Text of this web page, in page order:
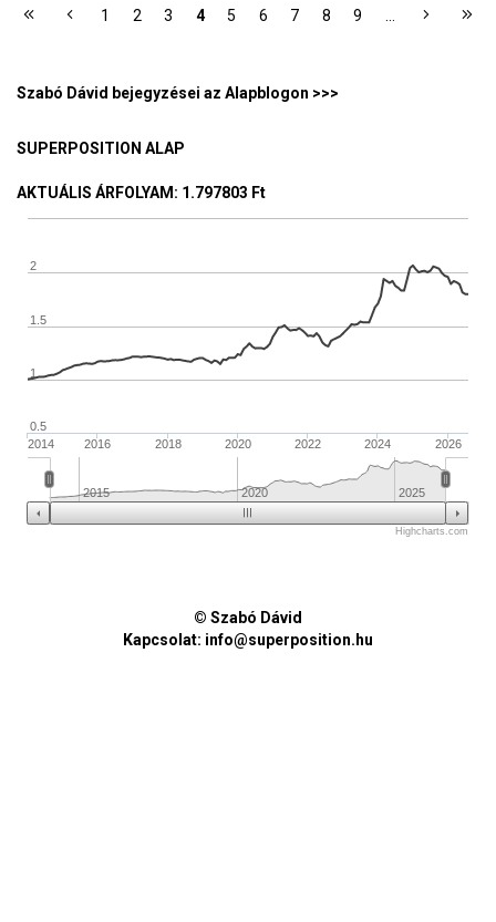
OLDALAK 1 2 3 4 5 6 7 8 9
Szabó Dávid bejegyzései az Alapblogon >>>
SUPERPOSITION ALAP
AKTUÁLIS ÁRFOLYAM : 1.797803 Ft
2016 2018 2020 2022 2024 2026
2014
2015 2020 2025
1
1.5
2
0.5
Highcharts.com
© Szabó Dávid
Kapcsolat: info@superposition.hu